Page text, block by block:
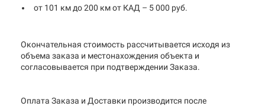
от 101 км до 200 км от КАД – 5 000 руб.
Окончательная стоимость рассчитывается исходя из
объема заказа и местонахождения объекта и
согласовывается при подтверждении Заказа.
Оплата Заказа и Доставки производится после